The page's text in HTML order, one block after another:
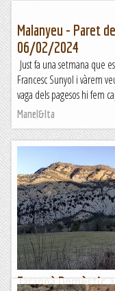
Malanyeu - Paret
06/02/2024
Just fa una setmana que
Francesc Sunyol i vàrem
vaga dels pagesos hi fem
Manel&Ita
Tarannà Domèstic